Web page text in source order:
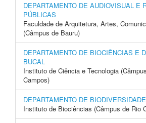
DEPARTAMENTO DE AUDIOVISUAL E
PÚBLICAS
Faculdade de Arquitetura, Artes,
(Câmpus de Bauru)
DEPARTAMENTO DE BIOCIÊNCIAS E
BUCAL
Instituto de Ciência e Tecnologia
Campos)
DEPARTAMENTO DE BIODIVERSIDADE
Instituto de Biociências (Câmpus de Rio